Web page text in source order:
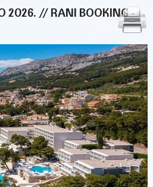
2026. // RANI BOOKING-